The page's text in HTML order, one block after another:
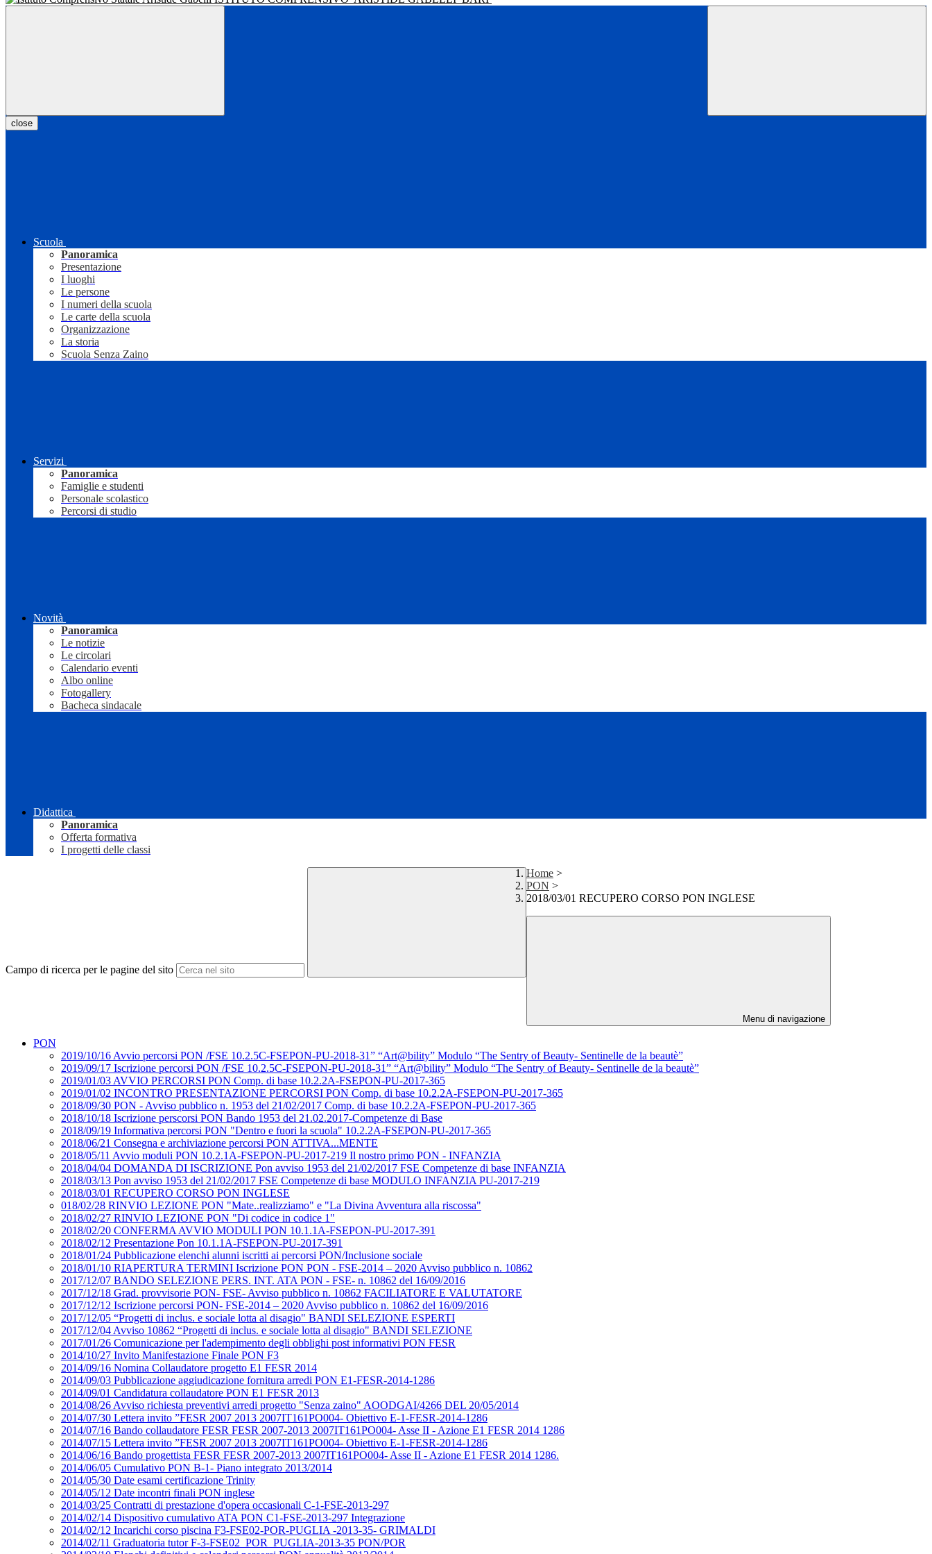
close
Scuola
Panoramica
Presentazione
I luoghi
Le persone
I numeri della scuola
Le carte della scuola
Organizzazione
La storia
Scuola Senza Zaino
Servizi
Panoramica
Famiglie e studenti
Personale scolastico
Percorsi di studio
Novità
Panoramica
Le notizie
Le circolari
Calendario eventi
Albo online
Fotogallery
Bacheca sindacale
Didattica
Panoramica
Offerta formativa
I progetti delle classi
Campo di ricerca per le pagine del sito
Home >
PON >
2018/03/01 RECUPERO CORSO PON INGLESE
Menu di navigazione
PON
2019/10/16 Avvio percorsi PON /FSE 10.2.5C-FSEPON-PU-2018-31” “Art@bility” Modulo “The Sentry of Beauty- Sentinelle de la beautè”
2019/09/17 Iscrizione percorsi PON /FSE 10.2.5C-FSEPON-PU-2018-31” “Art@bility” Modulo “The Sentry of Beauty- Sentinelle de la beautè”
2019/01/03 AVVIO PERCORSI PON Comp. di base 10.2.2A-FSEPON-PU-2017-365
2019/01/02 INCONTRO PRESENTAZIONE PERCORSI PON Comp. di base 10.2.2A-FSEPON-PU-2017-365
2018/09/30 PON - Avviso pubblico n. 1953 del 21/02/2017 Comp. di base 10.2.2A-FSEPON-PU-2017-365
2018/10/18 Iscrizione perscorsi PON Bando 1953 del 21.02.2017-Competenze di Base
2018/09/19 Informativa percorsi PON "Dentro e fuori la scuola" 10.2.2A-FSEPON-PU-2017-365
2018/06/21 Consegna e archiviazione percorsi PON ATTIVA...MENTE
2018/05/11 Avvio moduli PON 10.2.1A-FSEPON-PU-2017-219 Il nostro primo PON - INFANZIA
2018/04/04 DOMANDA DI ISCRIZIONE Pon avviso 1953 del 21/02/2017 FSE Competenze di base INFANZIA
2018/03/13 Pon avviso 1953 del 21/02/2017 FSE Competenze di base MODULO INFANZIA PU-2017-219
2018/03/01 RECUPERO CORSO PON INGLESE
018/02/28 RINVIO LEZIONE PON "Mate..realizziamo" e "La Divina Avventura alla riscossa"
2018/02/27 RINVIO LEZIONE PON "Di codice in codice 1"
2018/02/20 CONFERMA AVVIO MODULI PON 10.1.1A-FSEPON-PU-2017-391
2018/02/12 Presentazione Pon 10.1.1A-FSEPON-PU-2017-391
2018/01/24 Pubblicazione elenchi alunni iscritti ai percorsi PON/Inclusione sociale
2018/01/10 RIAPERTURA TERMINI Iscrizione PON PON - FSE-2014 – 2020 Avviso pubblico n. 10862
2017/12/07 BANDO SELEZIONE PERS. INT. ATA PON - FSE- n. 10862 del 16/09/2016
2017/12/18 Grad. provvisorie PON- FSE- Avviso pubblico n. 10862 FACILIATORE E VALUTATORE
2017/12/12 Iscrizione percorsi PON- FSE-2014 – 2020 Avviso pubblico n. 10862 del 16/09/2016
2017/12/05 “Progetti di inclus. e sociale lotta al disagio" BANDI SELEZIONE ESPERTI
2017/12/04 Avviso 10862 “Progetti di inclus. e sociale lotta al disagio" BANDI SELEZIONE
2017/01/26 Comunicazione per l'adempimento degli obblighi post informativi PON FESR
2014/10/27 Invito Manifestazione Finale PON F3
2014/09/16 Nomina Collaudatore progetto E1 FESR 2014
2014/09/03 Pubblicazione aggiudicazione fornitura arredi PON E1-FESR-2014-1286
2014/09/01 Candidatura collaudatore PON E1 FESR 2013
2014/08/26 Avviso richiesta preventivi arredi progetto "Senza zaino" AOODGAI/4266 DEL 20/05/2014
2014/07/30 Lettera invito ”FESR 2007 2013 2007IT161PO004- Obiettivo E-1-FESR-2014-1286
2014/07/16 Bando collaudatore FESR FESR 2007-2013 2007IT161PO004- Asse II - Azione E1 FESR 2014 1286
2014/07/15 Lettera invito ”FESR 2007 2013 2007IT161PO004- Obiettivo E-1-FESR-2014-1286
2014/06/16 Bando progettista FESR FESR 2007-2013 2007IT161PO004- Asse II - Azione E1 FESR 2014 1286.
2014/06/05 Cumulativo PON B-1- Piano integrato 2013/2014
2014/05/30 Date esami certificazione Trinity
2014/05/12 Date incontri finali PON inglese
2014/03/25 Contratti di prestazione d'opera occasionali C-1-FSE-2013-297
2014/02/14 Dispositivo cumulativo ATA PON C1-FSE-2013-297 Integrazione
2014/02/12 Incarichi corso piscina F3-FSE02-POR-PUGLIA -2013-35- GRIMALDI
2014/02/11 Graduatoria tutor F-3-FSE02_POR_PUGLIA-2013-35 PON/POR